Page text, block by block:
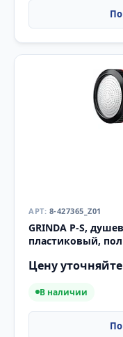
8-427365_Z01
GRINDA P-S,
пластиковый,
Цену уточняйте
В наличии